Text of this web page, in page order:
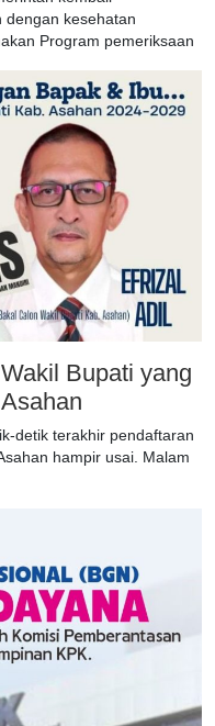
dengan kesehatan
Program pemeriksaan
Bupati yang
detik terakhir pendaftaran
hampir usai. Malam